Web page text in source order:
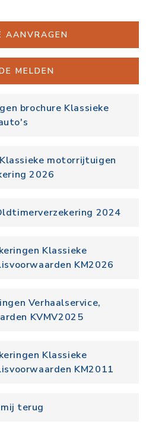
AANVRAGEN
MELDEN
brochure Klassieke
motorrijtuigen
2026
2024
Klassieke
KM2026
Verhaalservice,
KVMV2025
Klassieke
KM2011
terug